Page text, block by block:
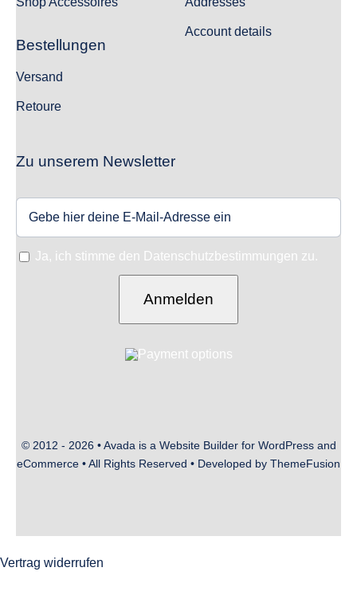
Bestellungen
Versand
Retoure
Account details
Zu unserem Newsletter
Ja, ich stimme den Datenschutzbestimmungen zu.
Anmelden
© 2012 - 2026 •Avadais a Website Builderfor WordPressand
eCommerce • All Rights Reserved • Developed by ThemeFusion
Vertrag widerrufen